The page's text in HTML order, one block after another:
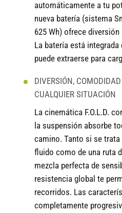
automáticamente a tu
nueva batería (sistema
625 Wh) ofrece
La batería está
puede extraerse para
DIVERSIÓN,
CUALQUIER SITUACIÓN
La cinemática F.O.L.D.
la suspensión absorbe
camino. Tanto si se
fluido como de una ruta
mezcla perfecta de
resistencia global te
recorridos. Las
completamente